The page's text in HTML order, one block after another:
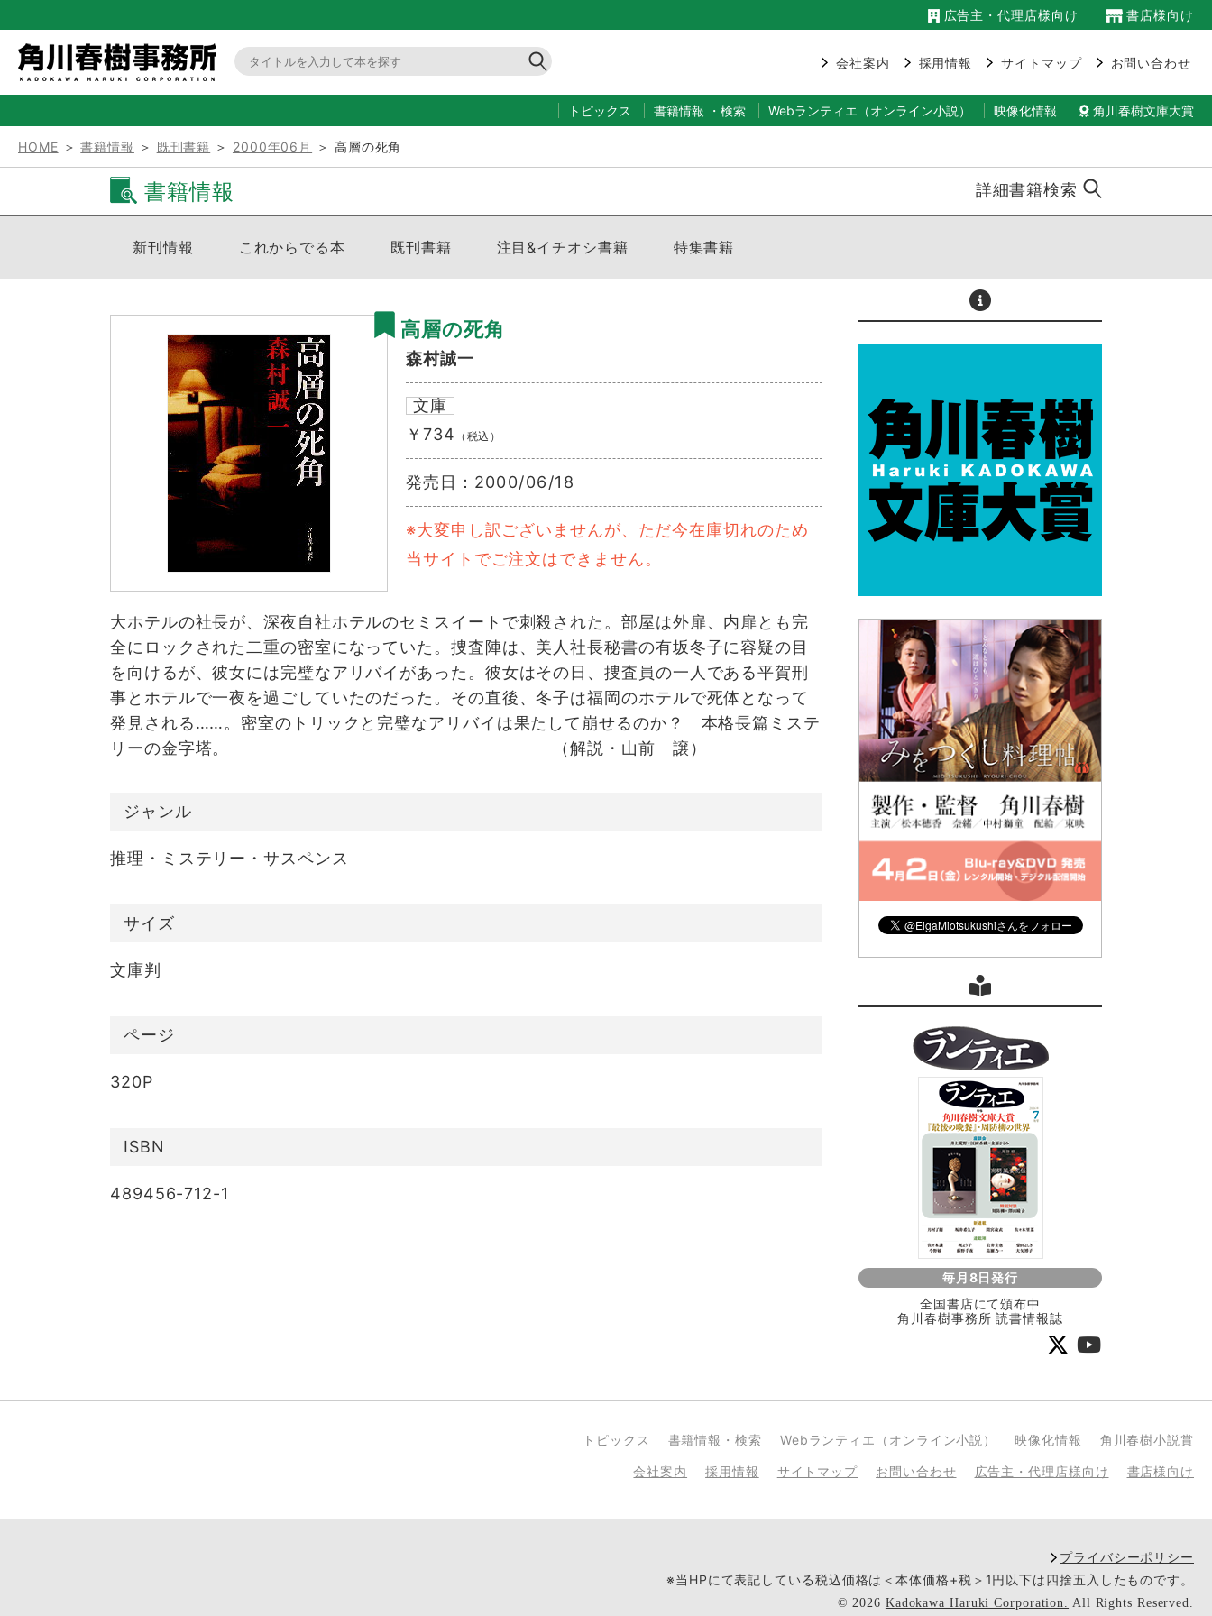
広告主・代理店様向け 書店様向け
会社案内 採用情報 サイトマップ お問い合わせ
トピックス 書籍情報 ・ 検索 Webランティエ（オンライン小説） 映像化情報 角川春樹文庫大賞
HOME ＞書籍情報 ＞ 既刊書籍 ＞ 2000年06月 ＞ 高層の死角
書籍情報 詳細書籍検索
新刊情報 これからでる本 既刊書籍 注目&イチオシ書籍 特集書籍
高層の死角
森村誠一
文庫
￥734 （税込）
発売日： 2000/06/18
※大変申し訳ございませんが、ただ今在庫切れのため
当サイトでご注文はできません。
大ホテルの社長が、深夜自社ホテルのセミスイートで刺殺された。部屋は外扉、内扉とも完
全にロックされた二重の密室になっていた。捜査陣は、美人社長秘書の有坂冬子に容疑の目
を向けるが、彼女には完璧なアリバイがあった。彼女はその日、捜査員の一人である平賀刑
事とホテルで一夜を過ごしていたのだった。その直後、冬子は福岡のホテルで死体となって
発見される……。密室のトリックと完璧なアリバイは果たして崩せるのか？ 本格長篇ミステ
リーの金字塔。 （解説・山前 譲）
ジャンル
推理・ミステリー・サスペンス
サイズ
文庫判
ページ
320P
ISBN
489456-712-1
毎月8日発行
全国書店にて頒布中
角川春樹事務所 読書情報誌
トピックス 書籍情報 ・検索 Webランティエ（オンライン小説） 映像化情報 角川春樹小説賞
会社案内 採用情報 サイトマップ お問い合わせ 広告主・代理店様向け 書店様向け
プライバシーポリシー
※当HPにて表記している税込価格は＜本体価格+税＞1円以下は四捨五入したものです。
© 2026 Kadokawa Haruki Corporation. All Rights Reserved.